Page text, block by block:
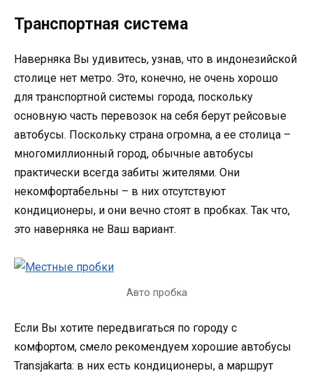
Транспортная система
Наверняка Вы удивитесь, узнав, что в индонезийской
столице нет метро. Это, конечно, не очень хорошо
для транспортной системы города, поскольку
основную часть перевозок на себя берут рейсовые
автобусы. Поскольку страна огромна, а ее столица –
многомиллионный город, обычные автобусы
практически всегда забиты жителями. Они
некомфортабельны – в них отсутствуют
кондиционеры, и они вечно стоят в пробках. Так что,
это наверняка не Ваш вариант.
Авто пробка
Если Вы хотите передвигаться по городу с
комфортом, смело рекомендуем хорошие автобусы
Transjakarta: в них есть кондиционеры, а маршрут